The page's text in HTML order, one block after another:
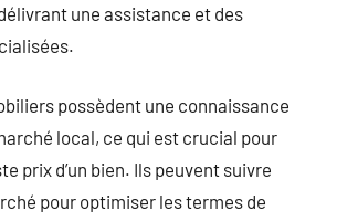
une assistance et des
possèdent une connaissance
local, ce qui est crucial pour
prix d’un bien. Ils peuvent suivre
pour optimiser les termes de